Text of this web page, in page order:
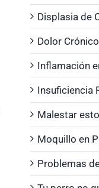
Displasia de
Dolor
Inflamación
Insuficiencia
Malestar
Moquillo en
Problemas